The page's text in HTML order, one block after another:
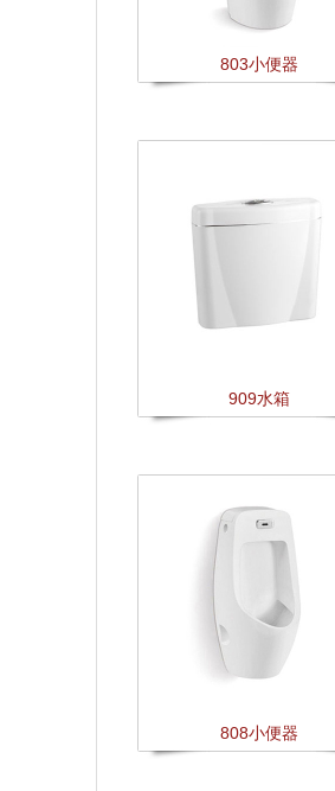
803小便器
909水箱
808小便器